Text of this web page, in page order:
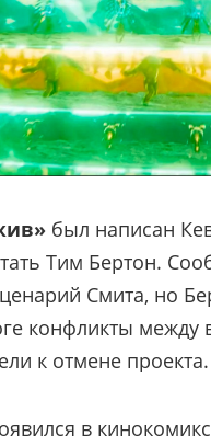
был написан
Тим Бертон.
Смита, но
конфликты между
к отмене проекта.
в